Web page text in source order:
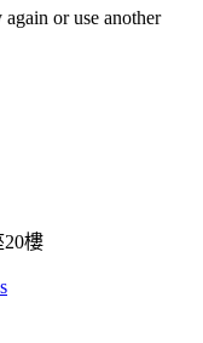
or use another
樓